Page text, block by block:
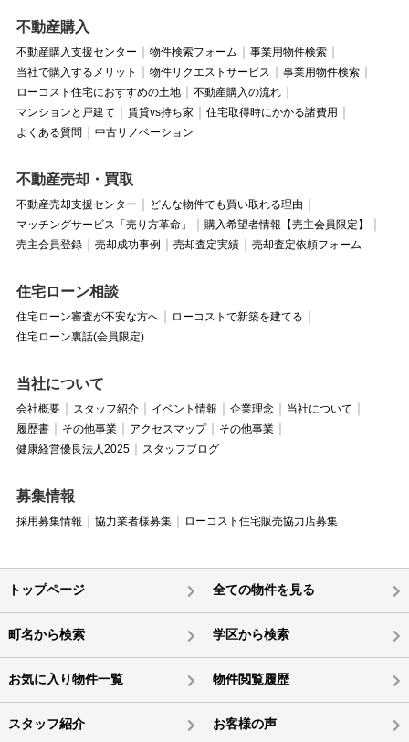
不動産購入
不動産購入支援センター 物件検索フォーム
事業用物件検索
当社で購入するメリット
物件リクエストサービス
事業用物件検索
ローコスト住宅におすすめの土地
不動産購入の流れ
マンションと戸建て
賃貸vs持ち家
住宅取得時にかかる諸費用
よくある質問
中古リノベーション
不動産売却・買取
不動産売却支援センター
どんな物件でも買い取れる理由
マッチングサービス「売り方革命」
購入希望者情報【売主会員限定】
売主会員登録
売却成功事例 売却査定実績 売却査定依頼フォーム
住宅ローン相談
住宅ローン審査が不安な方へ
ローコストで新築を建てる
住宅ローン裏話(会員限定)
当社について
会社概要 スタッフ紹介 イベント情報 企業理念
当社について
履歴書
その他事業 アクセスマップ
その他事業
健康経営優良法人2025
スタッフブログ
募集情報
採用募集情報 協力業者様募集 ローコスト住宅販売協力店募集
トップページ 全ての物件を見る
町名から検索 学区から検索
お気に入り物件一覧 物件閲覧履歴
スタッフ紹介 お客様の声